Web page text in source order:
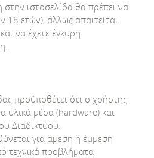
στην ιστοσελίδα θα πρέπει να
18 ετών), άλλως απαιτείται
να έχετε έγκυρη
προϋποθέτει ότι ο χρήστης
υλικά μέσα (hardware) και
Διαδικτύου.
για άμεση ή έμμεση
τεχνικά προβλήματα